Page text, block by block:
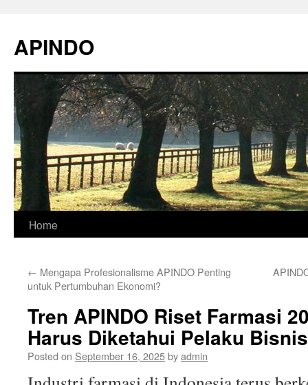
content
APINDO
Home
← Mengapa Profesionalisme APINDO Penting
untuk Pertumbuhan Ekonomi?
Tren APINDO Riset Farmasi
Harus Diketahui Pelaku
Posted on September 16, 2025byadmin